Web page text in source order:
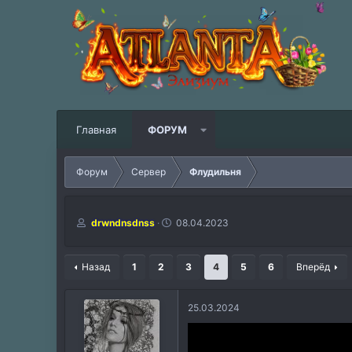
Главная ФОРУМ
Форум Сервер Флудильня
А
о
е
м
ы
drwndnsdnss
Д
а
08.04.2023
Назад 1 2 3 4 5 6 Вперёд
25.03.2024